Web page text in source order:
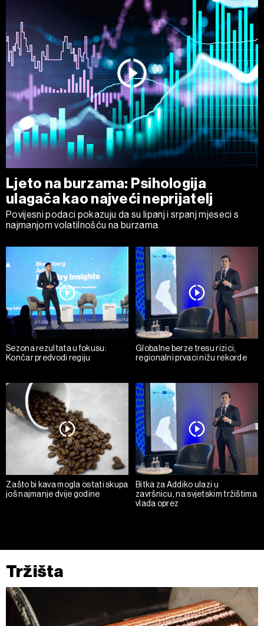
Ljeto na burzama: Psihologija
ulagača kao najveći neprijatelj
Povijesni podaci pokazuju da su lipanj i srpanj mjeseci s
najmanjom volatilnošću na burzama.
Sezona rezultata u fokusu:
Končar predvodi regiju
Globalne berze tresu rizici,
regionalni prvaci nižu rekorde
Zašto bi kava mogla ostati skupa
još najmanje dvije godine
Bitka za Addiko ulazi u
završnicu, na svjetskim tržištima
vlada oprez
Tržišta